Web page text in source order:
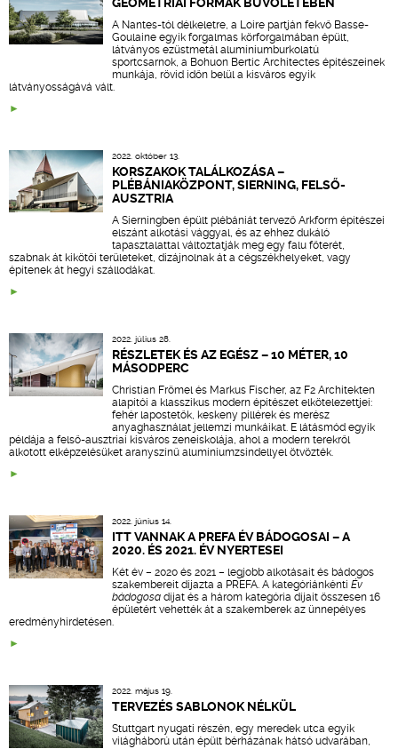
GEOMETRIAI FORMÁK BŰVÖLETÉBEN
A Nantes-tól délkeletre, a Loire partján fekvő Basse-
Goulaine egyik forgalmas körforgalmában épült,
látványos ezüstmetál alumíniumburkolatú
sportcsarnok, a Bohuon Bertic Architectes építészeinek
munkája, rövid időn belül a kisváros egyik
látványosságává vált.
2022. október 13.
KORSZAKOK TALÁLKOZÁSA –
PLÉBÁNIAKÖZPONT, SIERNING, FELSŐ-
AUSZTRIA
A Sierningben épült plébániát tervező Arkform építészei
elszánt alkotási vággyal, és az ehhez dukáló
tapasztalattal változtatják meg egy falu főterét,
szabnak át kikötői területeket, dizájnolnak át a cégszékhelyeket, vagy
építenek át hegyi szállodákat.
2022. július 28.
RÉSZLETEK ÉS AZ EGÉSZ – 10 MÉTER, 10
MÁSODPERC
Christian Frömel és Markus Fischer, az F2 Architekten
alapítói a klasszikus modern építészet elkötelezettjei:
fehér lapostetők, keskeny pillérek és merész
anyaghasználat jellemzi munkáikat. E látásmód egyik
példája a felső-ausztriai kisváros zeneiskolája, ahol a modern terekről
alkotott elképzelésüket aranyszínű alumíniumzsindellyel ötvözték.
2022. június 14.
ITT VANNAK A PREFA ÉV BÁDOGOSAI – A
2020. ÉS 2021. ÉV NYERTESEI
Két év – 2020 és 2021 – legjobb alkotásait és bádogos
szakembereit díjazta a PREFA. A kategóriánkénti Év
bádogosadíjat és a három kategória díjait összesen 16
épületért vehették át a szakemberek az ünnepélyes
eredményhirdetésen.
2022. május 19.
TERVEZÉS SABLONOK NÉLKÜL
Stuttgart nyugati részén, egy meredek utca egyik
világháború után épült bérházának hátsó udvarában,